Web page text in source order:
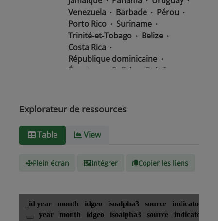
Venezuela
Barbade
Pérou
Porto Rico
Suriname
Trinité-et-Tobago
Belize
Costa Rica
République dominicaine
Équateur
Bolivie
Brésil
Guatemala
Guyana
Type de
text/csv
Explorateur de ressources
Table View
Plein écran Intégrer Copier les liens